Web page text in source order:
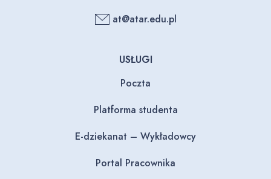
at@atar.edu.pl
USŁUGI
Poczta
Platforma studenta
E-dziekanat – Wykładowcy
Portal Pracownika